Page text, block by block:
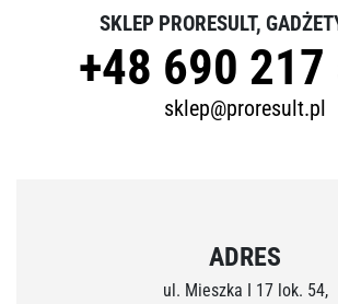
SKLEP PRORESULT,
+48 690 217
sklep@proresult.pl
ADRES
ul. Mieszka I 17 lok. 54,